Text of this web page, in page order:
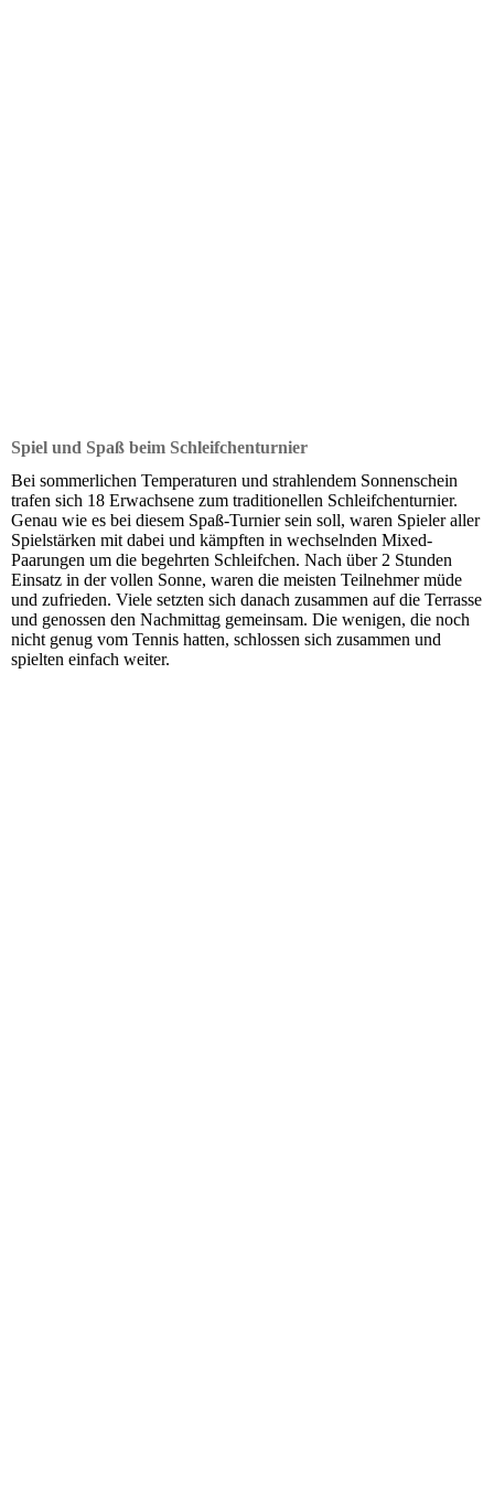
Spiel und Spaß beim Schleifchenturnier
Bei sommerlichen Temperaturen und strahlendem Sonnenschein
trafen sich 18 Erwachsene zum traditionellen Schleifchenturnier.
Genau wie es bei diesem Spaß-Turnier sein soll, waren Spieler aller
Spielstärken mit dabei und kämpften in wechselnden Mixed-
Paarungen um die begehrten Schleifchen. Nach über 2 Stunden
Einsatz in der vollen Sonne, waren die meisten Teilnehmer müde
und zufrieden. Viele setzten sich danach zusammen auf die Terrasse
und genossen den Nachmittag gemeinsam. Die wenigen, die noch
nicht genug vom Tennis hatten, schlossen sich zusammen und
spielten einfach weiter.